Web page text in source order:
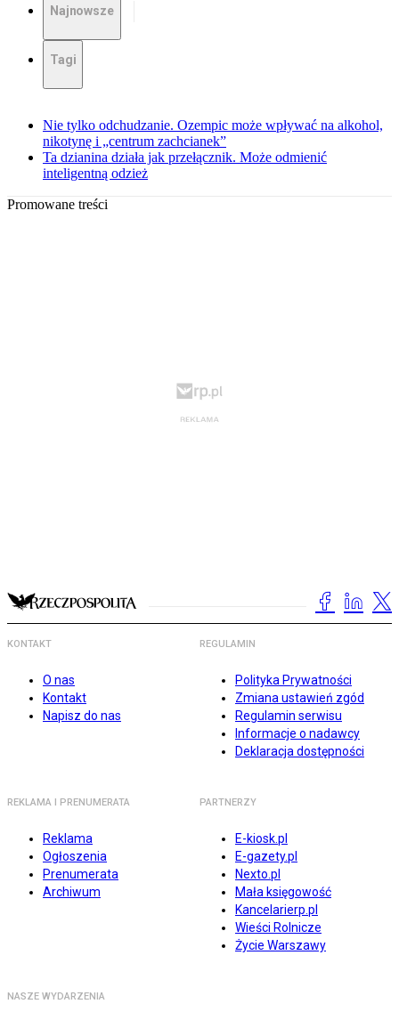
Najnowsze
Tagi
Nie tylko odchudzanie. Ozempic może wpływać na alkohol,
nikotynę i „centrum zachcianek”
Ta dzianina działa jak przełącznik. Może odmienić
inteligentną odzież
Promowane treści
KONTAKT
O nas
Kontakt
Napisz do nas
REGULAMIN
Polityka Prywatności
Zmiana ustawień zgód
Regulamin serwisu
Informacje o nadawcy
Deklaracja dostępności
REKLAMA I PRENUMERATA
Reklama
Ogłoszenia
Prenumerata
Archiwum
PARTNERZY
E-kiosk.pl
E-gazety.pl
Nexto.pl
Mała księgowość
Kancelarierp.pl
Wieści Rolnicze
Życie Warszawy
NASZE WYDARZENIA